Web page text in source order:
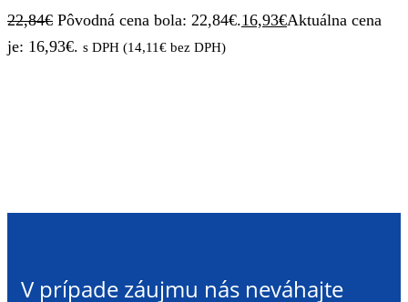
22,84€ Pôvodná cena bola: 22,84€.16,93€Aktuálna cena
je: 16,93€. s DPH (14,11€ bez DPH)
V prípade záujmu nás neváhajte